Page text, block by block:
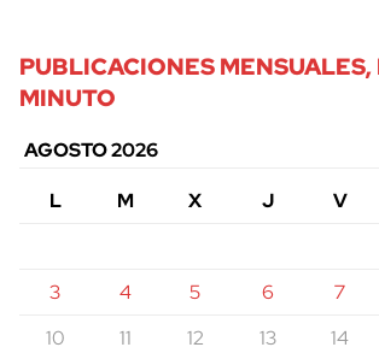
PUBLICACIONES
MINUTO
AGOSTO 2026
L
M X J V
3
4 5 6 7
10
11 12 13 14